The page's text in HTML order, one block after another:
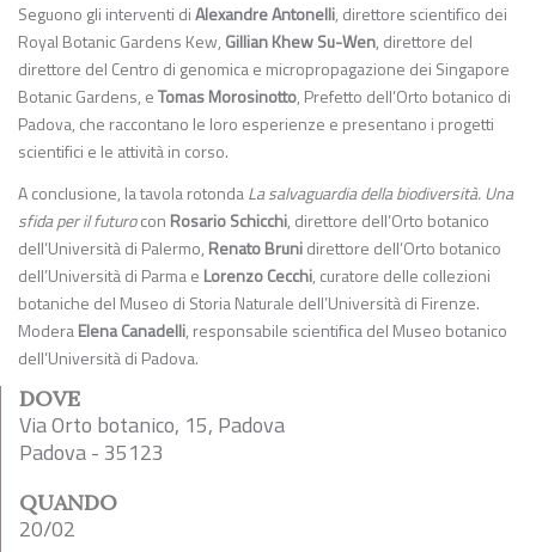
Seguono gli interventi diAlexandre Antonelli, direttore scientifico dei
Royal Botanic Gardens Kew, Gillian Khew Su-Wen, direttore del
direttore del Centro di genomica e micropropagazione dei Singapore
Botanic Gardens, eTomas Morosinotto, Prefetto dell’Orto botanico di
Padova, che raccontano le loro esperienze e presentano i progetti
scientifici e le attività in corso.
A conclusione, la tavola rotondaLa salvaguardia della biodiversità. Una
sfida per il futurocon Rosario Schicchi, direttore dell’Orto botanico
dell’Università di Palermo, Renato Brunidirettore dell’Orto botanico
dell’Università di Parma e Lorenzo Cecchi, curatore delle collezioni
botaniche del Museo di Storia Naturale dell’Università di Firenze.
ModeraElena Canadelli, responsabile scientifica del Museo botanico
dell’Università di Padova.
DOVE
Via Orto botanico, 15, Padova
Padova - 35123
QUANDO
20/02